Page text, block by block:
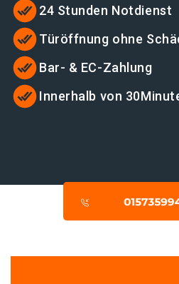
24 Stunden Notdienst
Türöffnung ohne
Bar- & EC-Zahlung
Innerhalb von